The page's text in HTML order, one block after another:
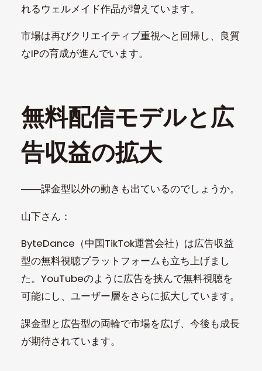
れるウェルメイド作品が増えています。
市場は再びクリエイティブ重視へと回帰し、良質
なIPの育成が進んでいます。
無料配信モデルと広
告収益の拡大
――課金型以外の動きも出ているのでしょうか。
山下さん：
ByteDance（中国TikTok運営会社）は広告収益
型の無料視聴プラットフォームも立ち上げまし
た。YouTubeのように広告を挟んで無料視聴を
可能にし、ユーザー層をさらに拡大しています。
課金型と広告型の両輪で市場を広げ、今後も成長
が期待されています。